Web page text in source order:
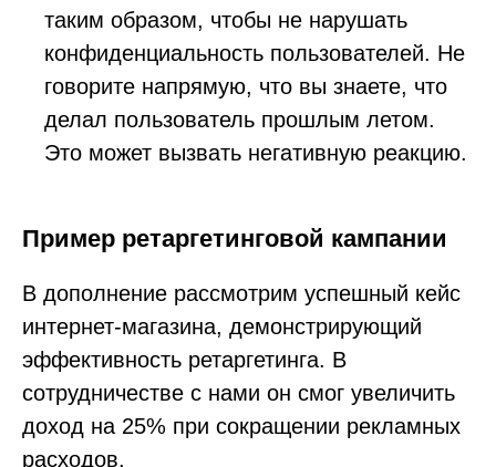
таким образом, чтобы не нарушать
конфиденциальность пользователей. Не
говорите напрямую, что вы знаете, что
делал пользователь прошлым летом.
Это может вызвать негативную реакцию.
Пример ретаргетинговой кампании
В дополнение рассмотрим успешный кейс
интернет-магазина, демонстрирующий
эффективность ретаргетинга. В
сотрудничестве с нами он смог увеличить
доход на 25% при сокращении рекламных
расходов.
Читайте также